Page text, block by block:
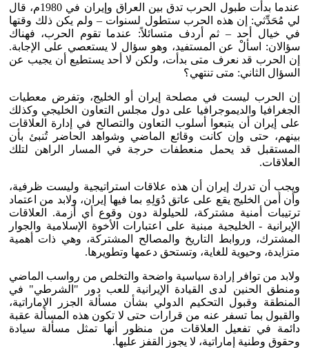
عندما بدأت طبول الحرب تدق بين العراق وإيران في 1980م، قال
لي مُحَدِّثي: إن هذه الحرب ستطول لسنوات – ولم يكن ذلك وقتها
في خيال أحد – ثم أردف متسائلاً: عندما تقوم الحرب، فهناك
سؤالان: اسألْ عن المستفيد، وهو سؤال لا يستعصي على الإجابة.
إن الحرب قد نعرف متى بدأت، ولكن لا أحد يستطيع أن يجيب عن
السؤال الثاني: متى تنتهي؟
إن الحرب ليست في مصلحة إيران أو الخليج، وتفرض معطيات
الجغرافيا والديموجرافيا على دول مجلس التعاون الخليجي وكذلك
على إيران أن يتبعوا أسلوب التعاون والتصالح في إدارة العلاقات
بينهم، حتى وإن كانت وقائع الماضي وشواهد الحاضر تُنبئ بأن
المستقبل قد يحمل منعطفات حرجة في المسار الراهن لتلك
العلاقات.
ويجب أن تدرك إيران أن هذه علاقات استراتيجية وليست ظرفية،
وأن أمن الخليج يقع على عاتق دُوَلِهِ بما فيها إيران، ولابد من اعتماد
ترتيبات أمنية مشتركة، للحيلولة دون وقوع أي أزمة. العلاقات
الإيرانية - الخليجية مبنية على اعتبارات الأخوة الإسلامية والجوار
المشترك، وروابط التاريخ والمصالح المشتركة، وهي ذات أهمية
متزايدة، وحيوية للغاية، وتستحق دعمها وتطويرها.
ولابد من توافر إرادة سياسية واضحة والتخلص من رواسب الماضي
ومنطق الحنين لدى القيادة الإيرانية للعب دور "الشرطي" في
المنطقة وقبول التحكيم الدولي بشأن مسألة الجزر الإماراتية،
والقبول بما تسفر عنه من قرارات حتى لا تكون هذه المسألة عقبة
دائمة في تفعيل العلاقات من منظور أنها تمثل مسألة سيادة
وحقوق وطنية إماراتية، لا يجوز القفز عليها.